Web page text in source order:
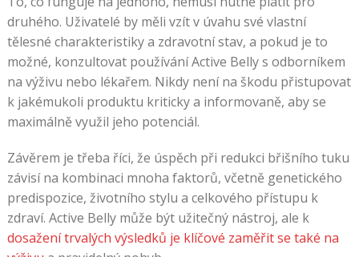
druhého. Uživatelé by měli vzít v úvahu své vlastní
tělesné charakteristiky a zdravotní stav, a pokud je to
možné, konzultovat používání Active Belly s odborníkem
na výživu nebo lékařem. Nikdy není na škodu přistupovat
k jakémukoli produktu kriticky a informovaně, aby se
maximálně využil jeho potenciál.
Závěrem je třeba říci, že úspěch při redukci břišního tuku
závisí na kombinaci mnoha faktorů, včetně genetického
predispozice, životního stylu a celkového přístupu k
zdraví. Active Belly může být užitečný nástroj, ale k
dosažení trvalých výsledků je klíčové zaměřit se také na